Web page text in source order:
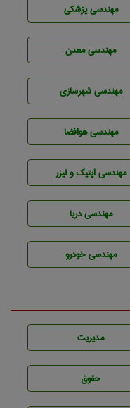
مهندسی پزشکی
مهندسی معدن
مهندسی شهرسازی
مهندسی هوافضا
مهندسی اپتیک و لیزر
مهندسی دریا
مهندسی خودرو
مديريت
حقوق